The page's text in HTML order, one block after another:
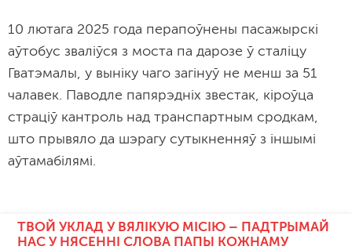
10 лютага 2025 года перапоўнены пасажырскі
аўтобус зваліўся з моста па дарозе ў сталіцу
Гватэмалы, у выніку чаго загінуў не менш за 51
чалавек. Паводле папярэдніх звестак, кіроўца
страціў кантроль над транспартным сродкам,
што прывяло да шэрагу сутыкненняў з іншымі
аўтамабілямі.
ТВОЙ УКЛАД У ВЯЛІКУЮ МІСІЮ – ПАДТРЫМАЙ
НАС У НЯСЕННІ СЛОВА ПАПЫ КОЖНАМУ